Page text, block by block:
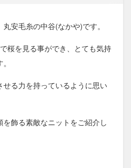
安毛糸の中谷(なかや)です。
桜を見る事ができ、とても気持
る力を持っているように思い
飾る素敵なニットをご紹介し